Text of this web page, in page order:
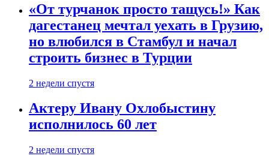
«От турчанок просто тащусь!» Как
дагестанец мечтал уехать в Грузию,
но влюбился в Стамбул и начал
строить бизнес в Турции
2 недели спустя
Актеру Ивану Охлобыстину
исполнилось 60 лет
2 недели спустя